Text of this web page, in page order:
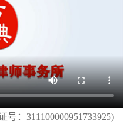
：311100000951733925)